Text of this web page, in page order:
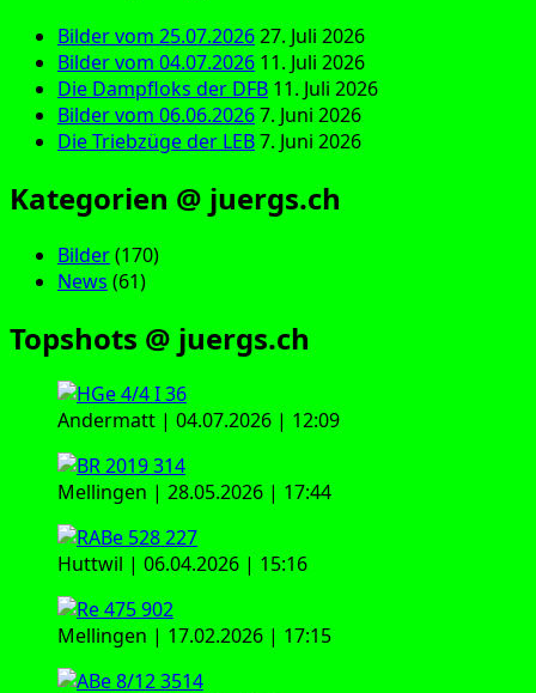
Bilder vom 25.07.202627. Juli 2026
Bilder vom 04.07.2026 11. Juli 2026
Die Dampfloks der DFB 11. Juli 2026
Bilder vom 06.06.20267. Juni 2026
Die Triebzüge der LEB7. Juni 2026
Kategorien @ juergs.ch
Bilder(170)
News (61)
Topshots @ juergs.ch
Andermatt | 04.07.2026 | 12:09
Mellingen | 28.05.2026 | 17:44
Huttwil | 06.04.2026 | 15:16
Mellingen | 17.02.2026 | 17:15